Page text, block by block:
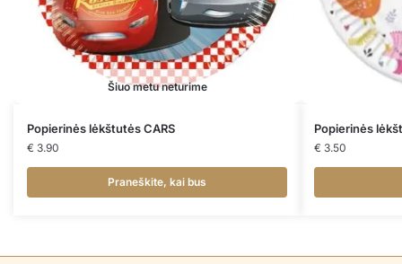
Šiuo metu neturime
Popierinės lėkštutės CARS
€ 3.90
Praneškite, kai bus
Popierinės
€ 3.50